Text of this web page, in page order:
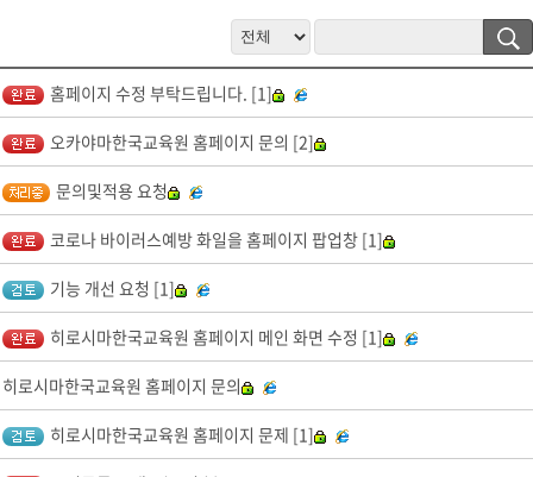
그 밖의 사항은 개인정보처리방침을 준수합니다.
4. 개인정보 수집 동의 거부 권리
서비스 제공을 위하여 기본 정보를 수집하고 있으며, 제공을 원하지 않
을 경우 수집하지 않으며, 미동의(로 인해)시 서비스 이용이 제한됩니
다.
홈페이지 수정 부탁드립니다. [1]
오카야마한국교육원 홈페이지 문의 [2]
문의및적용 요청
코로나 바이러스예방 화일을 홈페이지 팝업창 [1]
기능 개선 요청 [1]
히로시마한국교육원 홈페이지 메인 화면 수정 [1]
히로시마한국교육원 홈페이지 문의
히로시마한국교육원 홈페이지 문제 [1]